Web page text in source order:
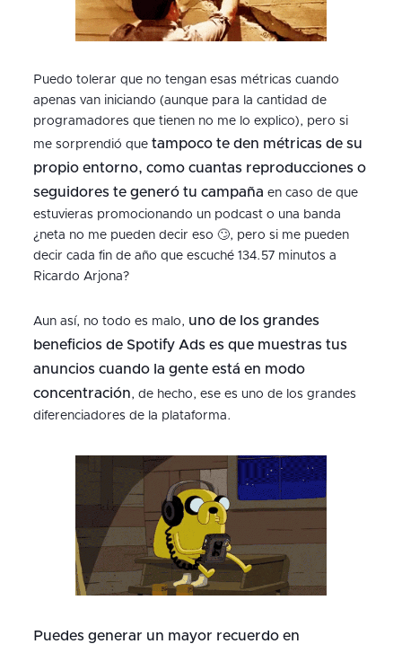
Puedo tolerar que no tengan esas métricas cuando
apenas van iniciando (aunque para la cantidad de
programadores que tienen no me lo explico), pero si
me sorprendió que tampoco te den métricas de su
propio entorno, como cuantas reproducciones o
seguidores te generó tu campaña en caso de que
estuvieras promocionando un podcast o una banda
¿neta no me pueden decir eso 🙄, pero si me pueden
decir cada fin de año que escuché 134.57 minutos a
Ricardo Arjona?
Aun así, no todo es malo, uno de los grandes
beneficios de Spotify Ads es que muestras tus
anuncios cuando la gente está en modo
concentración, de hecho, ese es uno de los grandes
diferenciadores de la plataforma.
Puedes generar un mayor recuerdo en